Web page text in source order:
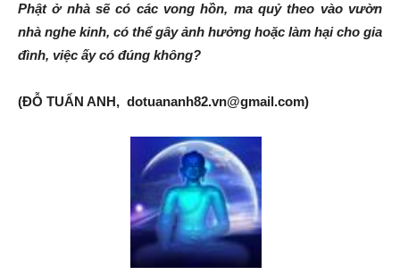
Phật ở nhà sẽ có các vong hồn, ma quỷ theo vào vườn
nhà nghe kinh, có thể gây ảnh hưởng hoặc làm hại cho gia
đình, việc ấy có đúng không?
(ĐỖ TUẤN ANH, dotuananh82.vn@gmail.com)